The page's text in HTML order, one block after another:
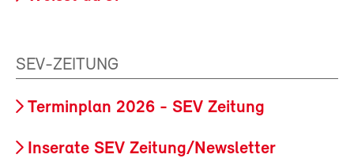
SEV-ZEITUNG
Terminplan 2026 - SEV Zeitung
Inserate SEV Zeitung/Newsletter